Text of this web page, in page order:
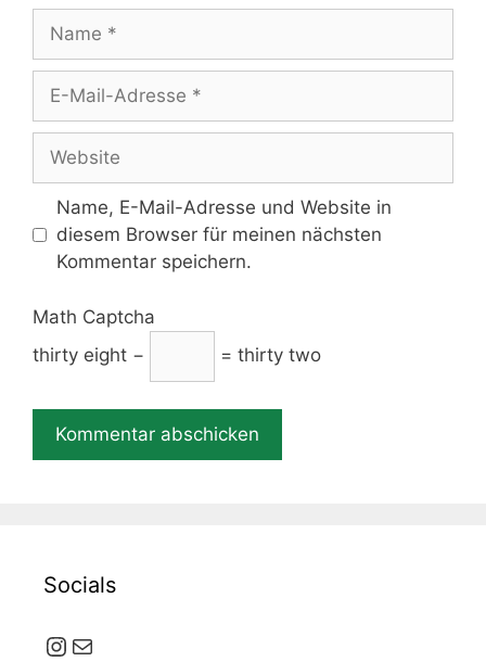
Name
Adresse
Website
Name, E-Mail-Adresse und Website in
diesem Browser für meinen nächsten
Kommentar speichern.
Math Captcha
thirty eight −
= thirty two
Socials
Instagram
E-Mail